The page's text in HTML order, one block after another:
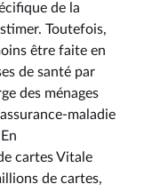
de la
Toutefois,
être faite en
de santé par
des ménages
maladie
cartes Vitale
de cartes,